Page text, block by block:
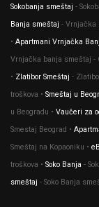
Sokobanja smeštaj -
Banja smeštaj - Vrnjačka
• Apartmani Vrnjačka
Vrnjačka banja smeštaj -
• Zlatibor Smeštaj -
troškova • Smeštaj u
u Beogradu • Vaučeri za
Smestaj Beograd •
Smeštaj na Kopaoniku •
troškova • Soko Banja -
smeštaj - Soko Banja